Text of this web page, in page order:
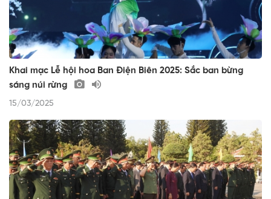
Khai mạc Lễ hội hoa Ban Điện Biên 2025: Sắc ban bừng
sáng núi rừng
15/03/2025